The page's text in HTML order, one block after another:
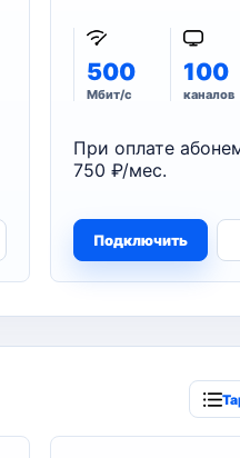
500
Мбит/с
100
каналов
При оплате
750 ₽/мес.
Подключить